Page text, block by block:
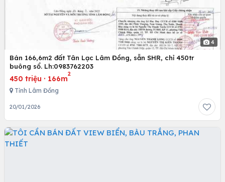
4
Bán 166,6m2 đất Tân Lạc Lâm Đồng, sẵn SHR, chỉ 450tr
buông sổ. Lh:0983762203
450 triệu · 166m
2
Tỉnh Lâm Đồng
20/01/2026